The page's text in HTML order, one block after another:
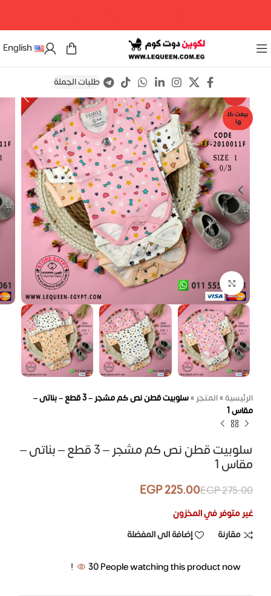
English
طلبات الجملة
بيعت كل
ها
اضغط للتكبير
الرئيسية»المتجر »
سلوبيت قطن نص كم مشجر – 3 قطع – بناتى –
مقاس 1
سلوبيت قطن نص كم مشجر – 3 قطع – بناتى –
مقاس 1
275.00
EGP
225.00
EGP
غير متوفر في المخزون
مقارنة
إضافة الى المفضلة
30People watching this product now!